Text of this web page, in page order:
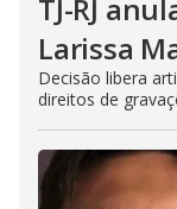
TJ-RJ
Larissa
Decisão libera
direitos de